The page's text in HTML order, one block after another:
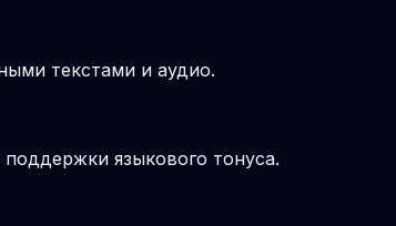
текстами и аудио.
языкового тонуса.